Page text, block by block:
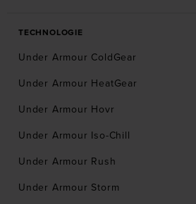
TECHNOLOGIE
Under Armour ColdGear
Under Armour HeatGear
Under Armour Hovr
Under Armour Iso-Chill
Under Armour Rush
Under Armour Storm